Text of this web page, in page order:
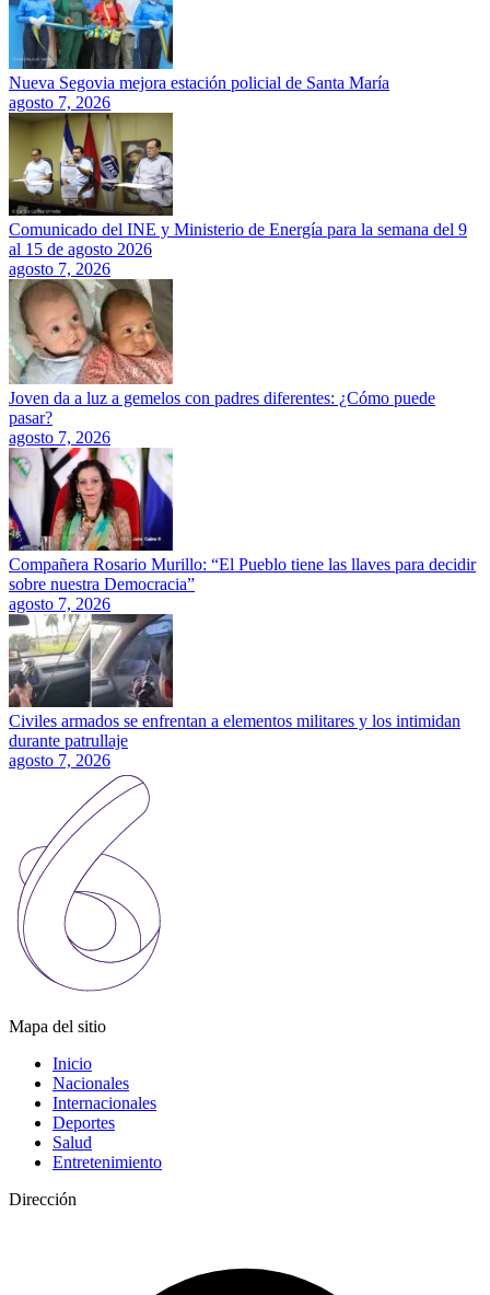
Nueva Segovia mejora estación policial de Santa María
agosto 7, 2026
Comunicado del INE y Ministerio de Energía para la semana del 9
al 15 de agosto 2026
agosto 7, 2026
Joven da a luz a gemelos con padres diferentes: ¿Cómo puede
pasar?
agosto 7, 2026
Compañera Rosario Murillo: “El Pueblo tiene las llaves para decidir
sobre nuestra Democracia”
agosto 7, 2026
Civiles armados se enfrentan a elementos militares y los intimidan
durante patrullaje
agosto 7, 2026
Mapa del sitio
Inicio
Nacionales
Internacionales
Deportes
Salud
Entretenimiento
Dirección